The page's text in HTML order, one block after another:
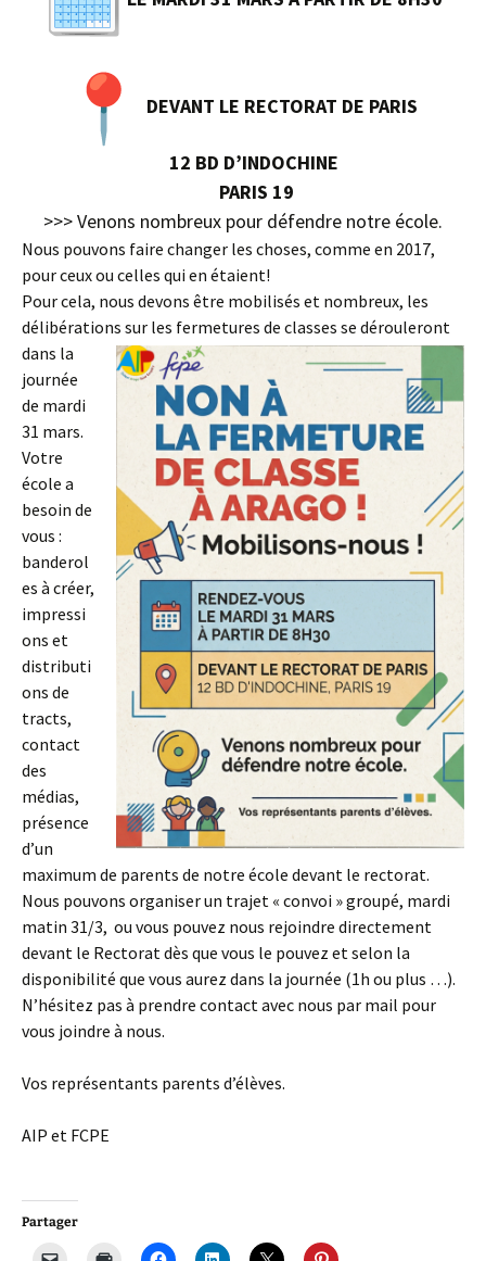
DEVANT LE RECTORAT DE PARIS
12 BD D’INDOCHINE
PARIS 19
>>> Venons nombreux pour défendre notre école.
Nous pouvons faire changer les choses, comme en 2017,
pour ceux ou celles qui en étaient!
Pour cela, nous devons être mobilisés et nombreux, les
délibérations sur les fermetures de classes se dérouleront
dans la
journée
de mardi
31 mars.
Votre
école a
besoin de
vous :
banderol
es à créer,
impressi
ons et
distributi
ons de
tracts,
contact
des
médias,
présence
d’un
maximum de parents de notre école devant le rectorat.
Nous pouvons organiser un trajet « convoi » groupé, mardi
matin 31/3, ou vous pouvez nous rejoindre directement
devant le Rectorat dès que vous le pouvez et selon la
disponibilité que vous aurez dans la journée (1h ou plus …).
N’hésitez pas à prendre contact avec nous par mail pour
vous joindre à nous.
Vos représentants parents d’élèves.
AIP et FCPE
Partager